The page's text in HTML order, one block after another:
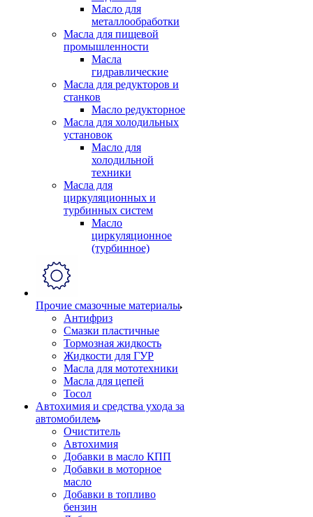
Масло для
металлообработки
Масла для пищевой
промышленности
Масла
гидравлические
Масла для редукторов и
станков
Масло редукторное
Масла для холодильных
установок
Масло для
холодильной
техники
Масла для
циркуляционных и
турбинных систем
Масло
циркуляционное
(турбинное)
Прочие смазочные материалы
Антифриз
Смазки пластичные
Тормозная жидкость
Жидкости для ГУР
Масла для мототехники
Масла для цепей
Тосол
Автохимия и средства ухода за
автомобилем
Очиститель
Автохимия
Добавки в масло КПП
Добавки в моторное
масло
Добавки в топливо
бензин